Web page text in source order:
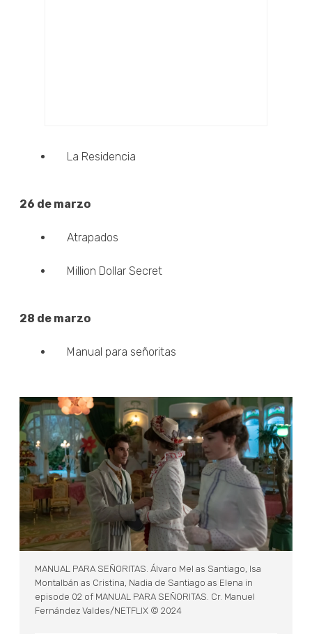
La Residencia
26 de marzo
Atrapados
Million Dollar Secret
28 de marzo
Manual para señoritas
MANUAL PARA SEÑORITAS. Álvaro Mel as Santiago, Isa
Montalbán as Cristina, Nadia de Santiago as Elena in
episode 02 of MANUAL PARA SEÑORITAS. Cr. Manuel
Fernández Valdes/NETFLIX © 2024